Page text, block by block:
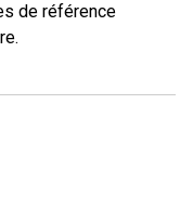
de référence